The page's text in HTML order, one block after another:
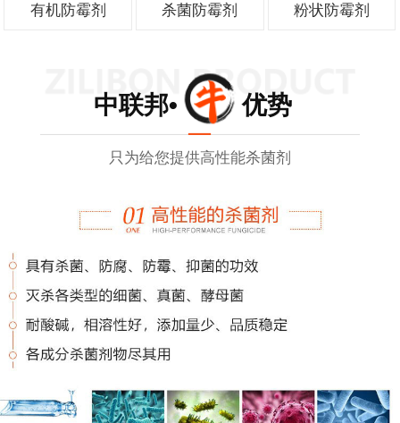
有机防霉剂 杀菌防霉剂 粉状防霉剂
中联邦• 优势
只为给您提供高性能杀菌剂